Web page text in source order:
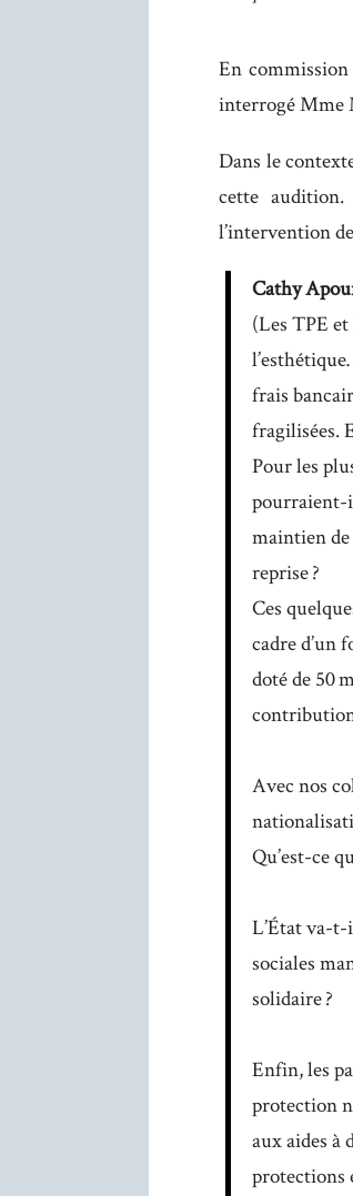
En
interrogé Mme
Dans le
cette
l’intervention
Cathy
(Les TPE
frais
fragilisées.
Pour les
pourraient-
maintien
reprise ?
Ces
cadre d’un
doté de 50
Avec nos
Qu’est-ce
L’État va-
sociales
solidaire ?
Enfin, les
protection
aux aides à
protections